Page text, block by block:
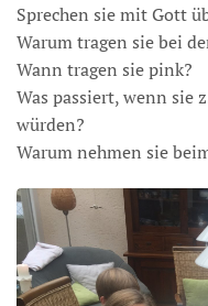
Sprechen sie mit Gott
Warum tragen sie bei
Wann tragen sie pink?
Was passiert, wenn sie
würden?
Warum nehmen sie